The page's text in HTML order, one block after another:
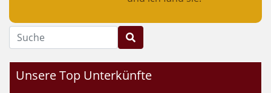
Suche
Unsere Top Unterkünfte